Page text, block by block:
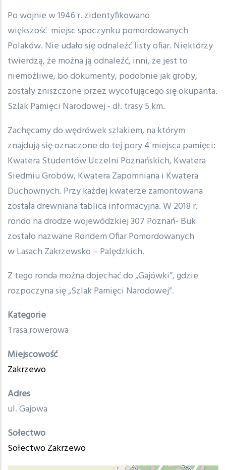
Po wojnie w 1946 r. zidentyfikowano
większość miejsc spoczynku pomordowanych
Polaków. Nie udało się odnaleźć listy ofiar. Niektórzy
twierdzą, że można ją odnaleźć, inni, że jest to
niemożliwe, bo dokumenty, podobnie jak groby,
zostały zniszczone przez wycofującego się okupanta.
Szlak Pamięci Narodowej - dł. trasy 5 km.
Zachęcamy do wędrówek szlakiem, na którym
znajdują się oznaczone do tej pory 4 miejsca pamięci:
Kwatera Studentów Uczelni Poznańskich, Kwatera
Siedmiu Grobów, Kwatera Zapomniana i Kwatera
Duchownych. Przy każdej kwaterze zamontowana
została drewniana tablica informacyjna. W 2018 r.
rondo na drodze wojewódzkiej 307 Poznań- Buk
zostało nazwane Rondem Ofiar Pomordowanych
w Lasach Zakrzewsko – Palędzkich.
Z tego ronda można dojechać do „Gajówki”, gdzie
rozpoczyna się „Szlak Pamięci Narodowej”.
Kategorie
Trasa rowerowa
Miejscowość
Zakrzewo
Adres
ul. Gajowa
Sołectwo
Sołectwo Zakrzewo